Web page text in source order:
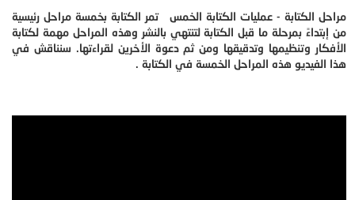
مراحل الكتابة - عمليات الكتابة الخمس تمر الكتابة بخمسة مراحل رئيسية
من إبتداءً بمرحلة ما قبل الكتابة لتنتهي بالنشر وهذه المراحل مهمة لكتابة
الأفكار وتنظيمها وتدقيقها ومن ثم دعوة الأخرين لقراءتها. سنناقش في
هذا الفيديو هذه المراحل الخمسة في الكتابة .